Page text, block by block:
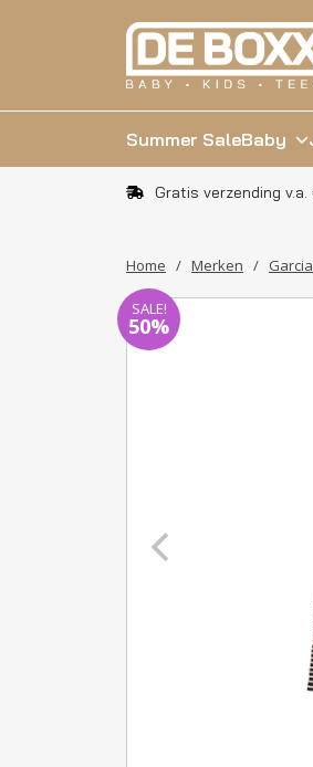
Summer SaleBaby
Gratis verzending
Home / Merken / Garcia
SALE!
50%